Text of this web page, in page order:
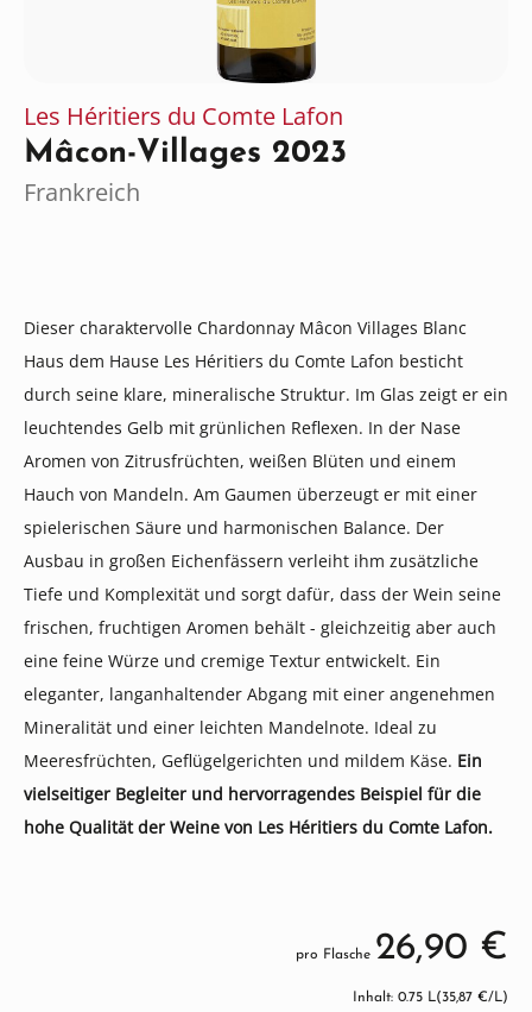
Les Héritiers du Comte Lafon
Mâcon-Villages 2023
Frankreich
Dieser charaktervolle Chardonnay Mâcon Villages Blanc
Haus dem Hause Les Héritiers du Comte Lafon besticht
durch seine klare, mineralische Struktur. Im Glas zeigt er ein
leuchtendes Gelb mit grünlichen Reflexen. In der Nase
Aromen von Zitrusfrüchten, weißen Blüten und einem
Hauch von Mandeln. Am Gaumen überzeugt er mit einer
spielerischen Säure und harmonischen Balance. Der
Ausbau in großen Eichenfässern verleiht ihm zusätzliche
Tiefe und Komplexität und sorgt dafür, dass der Wein seine
frischen, fruchtigen Aromen behält - gleichzeitig aber auch
eine feine Würze und cremige Textur entwickelt. Ein
eleganter, langanhaltender Abgang mit einer angenehmen
Mineralität und einer leichten Mandelnote. Ideal zu
Meeresfrüchten, Geflügelgerichten und mildem Käse. Ein
vielseitiger Begleiter und hervorragendes Beispiel für die
hohe Qualität der Weine von Les Héritiers du Comte Lafon.
pro Flasche 26,90 €
Inhalt: 0.75 L(35,87 €/L)